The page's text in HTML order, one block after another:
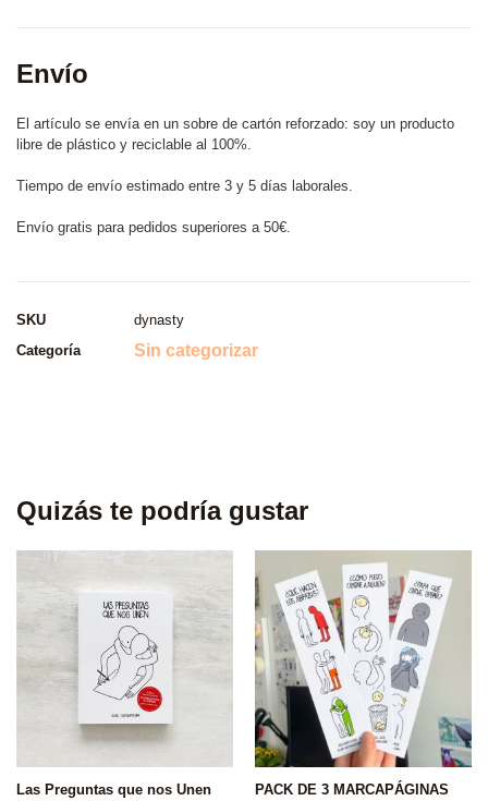
Envío
El artículo se envía en un sobre de cartón reforzado: soy un producto
libre de plástico y reciclable al 100%.
Tiempo de envío estimado entre 3 y 5 días laborales.
Envío gratis para pedidos superiores a 50€.
SKU
dynasty
Categoría
Sin categorizar
Quizás te podría gustar
Las Preguntas que nos Unen
PACK DE 3 MARCAPÁGINAS